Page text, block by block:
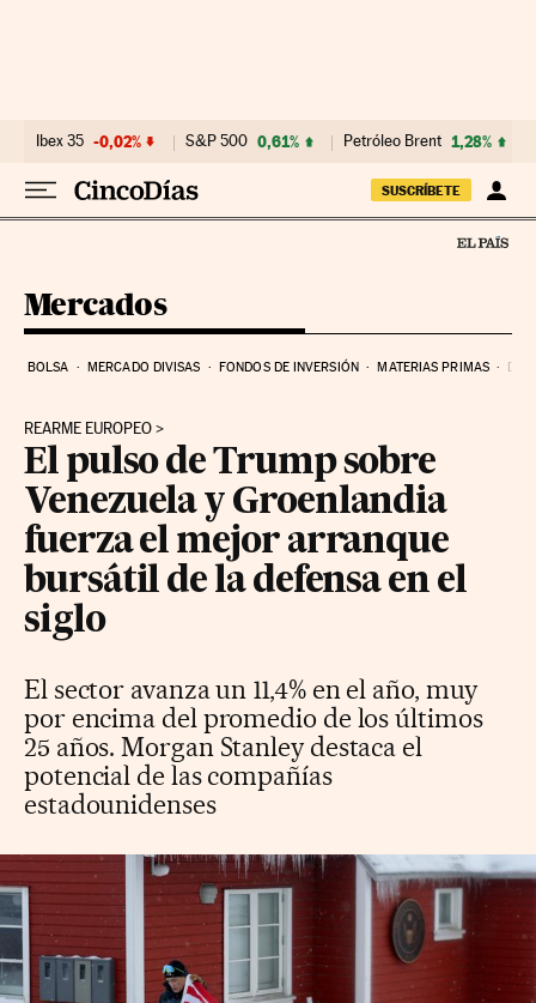
Ibex 35 -0,02% S&P 500 0,61% Petróleo Brent 1,28%
SUSCRÍBETE
Mercados
BOLSA MERCADO DIVISAS FONDOS DE INVERSIÓN MATERIAS PRIMAS
REARME EUROPEO
El pulso de Trump sobre
Venezuela y Groenlandia
fuerza el mejor arranque
bursátil de la defensa en el
siglo
El sector avanza un 11,4% en el año, muy
por encima del promedio de los últimos
25 años. Morgan Stanley destaca el
potencial de las compañías
estadounidenses